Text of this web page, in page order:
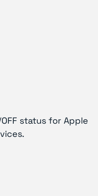
status for Apple